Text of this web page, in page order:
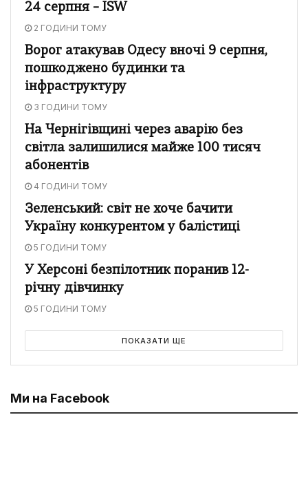
24 серпня – ISW
2 ГОДИНИ ТОМУ
Ворог атакував Одесу вночі 9 серпня,
пошкоджено будинки та
інфраструктуру
3 ГОДИНИ ТОМУ
На Чернігівщині через аварію без
світла залишилися майже 100 тисяч
абонентів
4 ГОДИНИ ТОМУ
Зеленський: світ не хоче бачити
Україну конкурентом у балістиці
5 ГОДИНИ ТОМУ
У Херсоні безпілотник поранив 12-
річну дівчинку
5 ГОДИНИ ТОМУ
ПОКАЗАТИ ЩЕ
Ми на Facebook